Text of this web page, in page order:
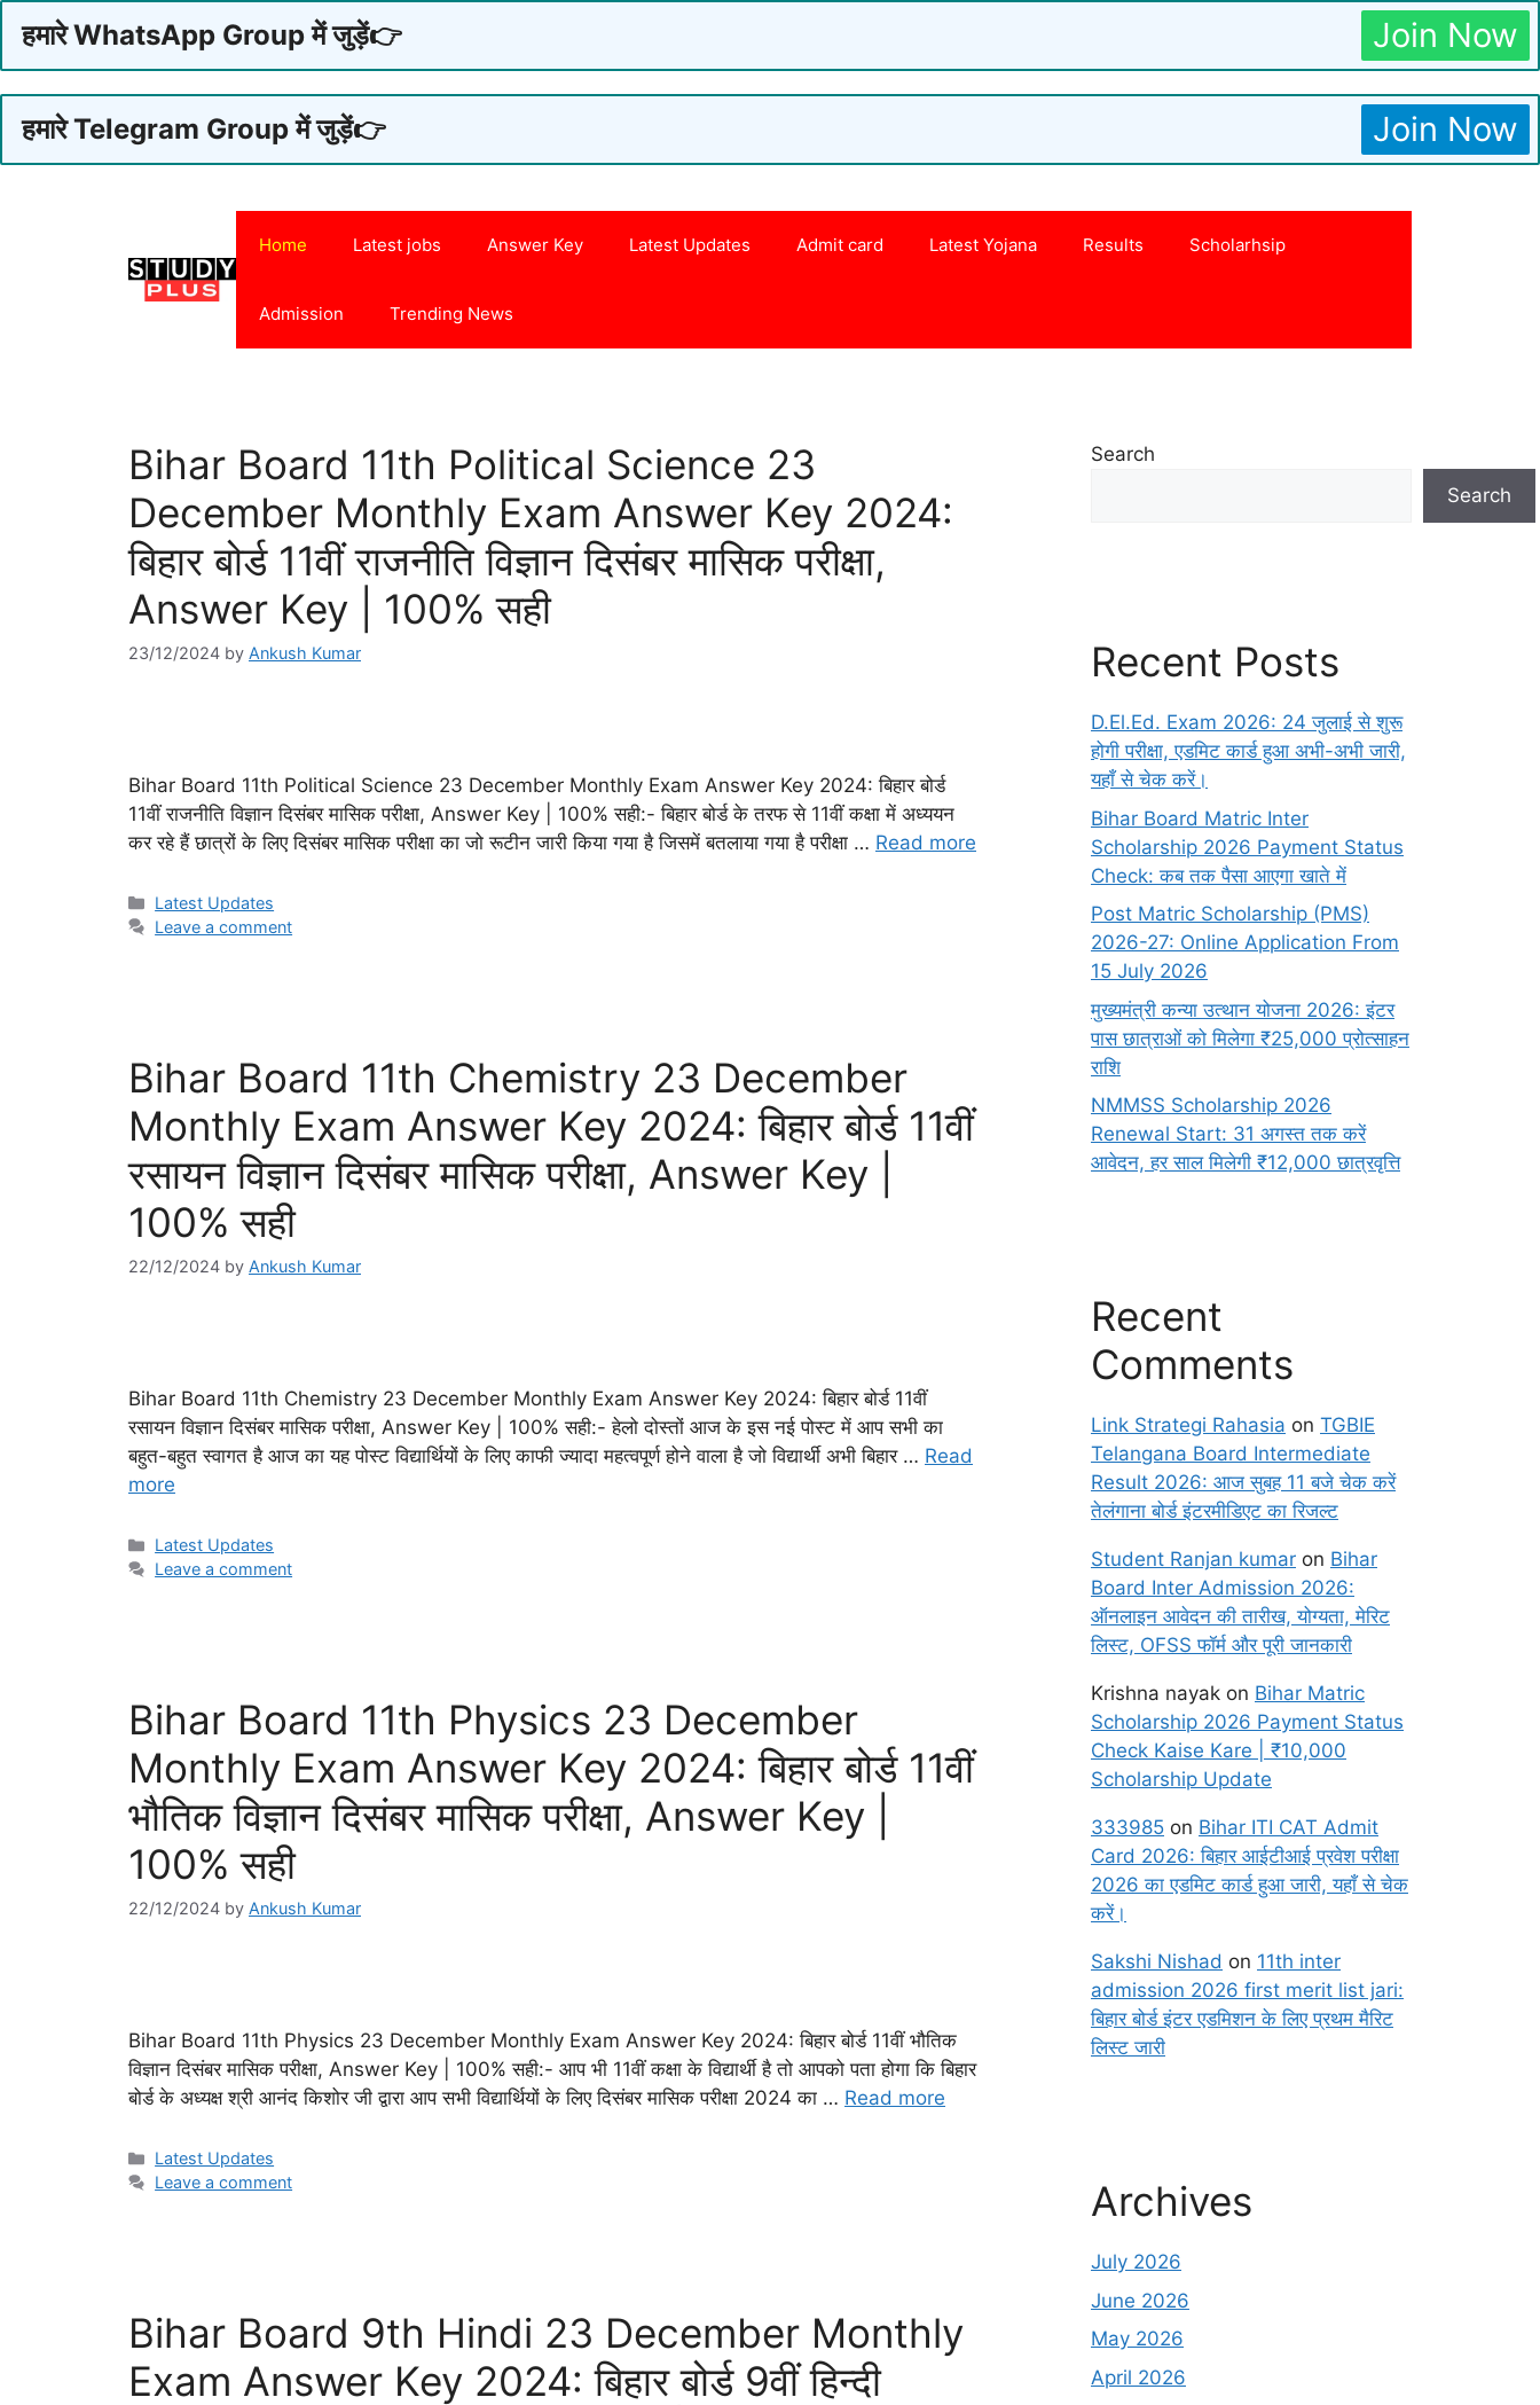
हमारे WhatsApp Group में जुड़ें👉 Join Now
हमारे Telegram Group में जुड़ें👉 Join Now
Home Latest jobs Answer Key Latest Updates Admit card Latest Yojana Results Scholarhsip
Admission Trending News
Bihar Board 11th Political Science 23
December Monthly Exam Answer Key 2024:
बिहार बोर्ड 11वीं राजनीति विज्ञान दिसंबर मासिक परीक्षा,
Answer Key | 100% सही
23/12/2024 by Ankush Kumar
Bihar Board 11th Political Science 23 December Monthly Exam Answer Key 2024: बिहार बोर्ड
11वीं राजनीति विज्ञान दिसंबर मासिक परीक्षा, Answer Key | 100% सही:- बिहार बोर्ड के तरफ से 11वीं कक्षा में अध्ययन
कर रहे हैं छात्रों के लिए दिसंबर मासिक परीक्षा का जो रूटीन जारी किया गया है जिसमें बतलाया गया है परीक्षा … Read more
Categories
Latest Updates
Leave a comment
Bihar Board 11th Chemistry 23 December
Monthly Exam Answer Key 2024: बिहार बोर्ड 11वीं
रसायन विज्ञान दिसंबर मासिक परीक्षा, Answer Key |
100% सही
22/12/2024 by Ankush Kumar
Bihar Board 11th Chemistry 23 December Monthly Exam Answer Key 2024: बिहार बोर्ड 11वीं
रसायन विज्ञान दिसंबर मासिक परीक्षा, Answer Key | 100% सही:- हेलो दोस्तों आज के इस नई पोस्ट में आप सभी का
बहुत-बहुत स्वागत है आज का यह पोस्ट विद्यार्थियों के लिए काफी ज्यादा महत्वपूर्ण होने वाला है जो विद्यार्थी अभी बिहार … Read
more
Categories
Latest Updates
Leave a comment
Bihar Board 11th Physics 23 December
Monthly Exam Answer Key 2024: बिहार बोर्ड 11वीं
भौतिक विज्ञान दिसंबर मासिक परीक्षा, Answer Key |
100% सही
22/12/2024 by Ankush Kumar
Bihar Board 11th Physics 23 December Monthly Exam Answer Key 2024: बिहार बोर्ड 11वीं भौतिक
विज्ञान दिसंबर मासिक परीक्षा, Answer Key | 100% सही:- आप भी 11वीं कक्षा के विद्यार्थी है तो आपको पता होगा कि बिहार
बोर्ड के अध्यक्ष श्री आनंद किशोर जी द्वारा आप सभी विद्यार्थियों के लिए दिसंबर मासिक परीक्षा 2024 का … Read more
Categories
Latest Updates
Leave a comment
Bihar Board 9th Hindi 23 December Monthly
Exam Answer Key 2024: बिहार बोर्ड 9वीं हिन्दी
Search
Search
Recent Posts
D.El.Ed. Exam 2026: 24 जुलाई से शुरू
होगी परीक्षा, एडमिट कार्ड हुआ अभी-अभी जारी,
यहाँ से चेक करें।
Bihar Board Matric Inter
Scholarship 2026 Payment Status
Check: कब तक पैसा आएगा खाते में
Post Matric Scholarship (PMS)
2026-27: Online Application From
15 July 2026
मुख्यमंत्री कन्या उत्थान योजना 2026: इंटर
पास छात्राओं को मिलेगा ₹25,000 प्रोत्साहन
राशि
NMMSS Scholarship 2026
Renewal Start: 31 अगस्त तक करें
आवेदन, हर साल मिलेगी ₹12,000 छात्रवृत्ति
Recent
Comments
Link Strategi Rahasia on TGBIE
Telangana Board Intermediate
Result 2026: आज सुबह 11 बजे चेक करें
तेलंगाना बोर्ड इंटरमीडिएट का रिजल्ट
Student Ranjan kumar on Bihar
Board Inter Admission 2026:
ऑनलाइन आवेदन की तारीख, योग्यता, मेरिट
लिस्ट, OFSS फॉर्म और पूरी जानकारी
Krishna nayak on Bihar Matric
Scholarship 2026 Payment Status
Check Kaise Kare | ₹10,000
Scholarship Update
333985 on Bihar ITI CAT Admit
Card 2026: बिहार आईटीआई प्रवेश परीक्षा
2026 का एडमिट कार्ड हुआ जारी, यहाँ से चेक
करें।
Sakshi Nishad on 11th inter
admission 2026 first merit list jari:
बिहार बोर्ड इंटर एडमिशन के लिए प्रथम मैरिट
लिस्ट जारी
Archives
July 2026
June 2026
May 2026
April 2026